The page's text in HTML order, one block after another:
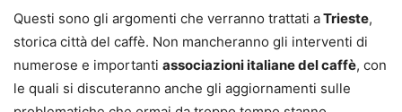
Questi sono gli argomenti che verranno trattati aTrieste,
storica città del caffè. Non mancheranno gli interventi di
numerose e importanti associazioni italiane del caffè, con
le quali si discuteranno anche gli aggiornamenti sulle